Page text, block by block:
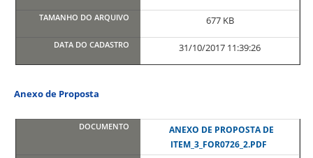
677 KB
31/10/2017 11:39:26
Anexo de Proposta
ANEXO DE PROPOSTA DE
ITEM_3_FOR0726_2.PDF